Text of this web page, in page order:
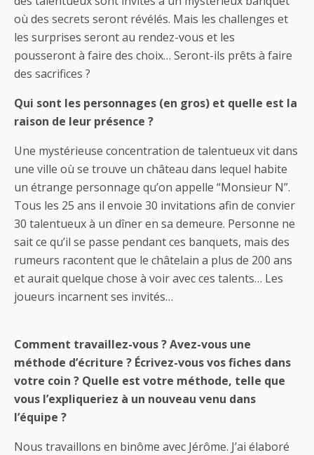
où des secrets seront révélés. Mais les challenges et
les surprises seront au rendez-vous et les
pousseront à faire des choix… Seront-ils prêts à faire
des sacrifices ?
Qui sont les personnages (en gros) et quelle est la
raison de leur présence ?
Une mystérieuse concentration de talentueux vit dans
une ville où se trouve un château dans lequel habite
un étrange personnage qu’on appelle “Monsieur N”.
Tous les 25 ans il envoie 30 invitations afin de convier
30 talentueux à un dîner en sa demeure. Personne ne
sait ce qu’il se passe pendant ces banquets, mais des
rumeurs racontent que le châtelain a plus de 200 ans
et aurait quelque chose à voir avec ces talents… Les
joueurs incarnent ses invités…
Comment travaillez-vous ? Avez-vous une
méthode d’écriture ? Écrivez-vous vos fiches dans
votre coin ? Quelle est votre méthode, telle que
vous l’expliqueriez à un nouveau venu dans
l’équipe ?
Nous travaillons en binôme avec Jérôme. J’ai élaboré